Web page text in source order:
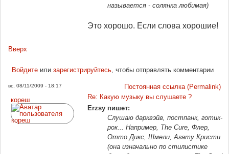
называется - солянка любимая)
Это хорошо. Если слова хорошие!
Вверх
Войдитеили зарегистрируйтесь, чтобы отправлять комментарии
вс, 08/11/2009 - 18:17
Постоянная ссылка (Permalink)
кореш
Re: Какую музыку вы слушаете ?
Erzsy пишет:
Слушаю дарквэйв, постпанк, готик-
рок... Например, The Cure, Флер,
Отто Дикс, Шмели, Агату Кристи
(она изначально по стилистике